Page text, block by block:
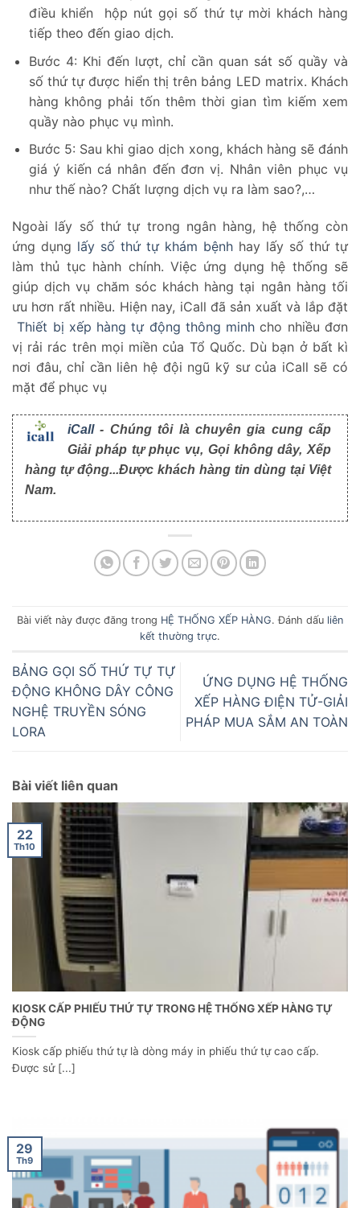
điều khiển hộp nút gọi số thứ tự mời khách hàng
tiếp theo đến giao dịch.
Bước 4: Khi đến lượt, chỉ cần quan sát số quầy và
số thứ tự được hiển thị trên bảng LED matrix. Khách
hàng không phải tốn thêm thời gian tìm kiếm xem
quầy nào phục vụ mình.
Bước 5: Sau khi giao dịch xong, khách hàng sẽ đánh
giá ý kiến cá nhân đến đơn vị. Nhân viên phục vụ
như thế nào? Chất lượng dịch vụ ra làm sao?,…
Ngoài lấy số thứ tự trong ngân hàng, hệ thống còn
ứng dụng lấy số thứ tự khám bệnh hay lấy số thứ tự
làm thủ tục hành chính. Việc ứng dụng hệ thống sẽ
giúp dịch vụ chăm sóc khách hàng tại ngân hàng tối
ưu hơn rất nhiều. Hiện nay, iCall đã sản xuất và lắp đặt
Thiết bị xếp hàng tự động thông minh cho nhiều đơn
vị rải rác trên mọi miền của Tổ Quốc. Dù bạn ở bất kì
nơi đâu, chỉ cần liên hệ đội ngũ kỹ sư của iCall sẽ có
mặt để phục vụ
iCall- Chúng tôi là chuyên gia cung cấp
Giải pháp tự phục vụ, Gọi không dây, Xếp
hàng tự động...Được khách hàng tin dùng tại Việt
Nam.
Bài viết này được đăng trong HỆ THỐNG XẾP HÀNG. Đánh dấu liên
kết thường trực.
BẢNG GỌI SỐ THỨ TỰ TỰ
ĐỘNG KHÔNG DÂY CÔNG
NGHỆ TRUYỀN SÓNG
LORA
ỨNG DỤNG HỆ THỐNG
XẾP HÀNG ĐIỆN TỬ-GIẢI
PHÁP MUA SẮM AN TOÀN
Bài viết liên quan
KIOSK CẤP PHIẾU THỨ TỰ TRONG HỆ THỐNG XẾP HÀNG TỰ
ĐỘNG
Kiosk cấp phiếu thứ tự là dòng máy in phiếu thứ tự cao cấp.
Được sử [...]
22
Th10
29
Th9